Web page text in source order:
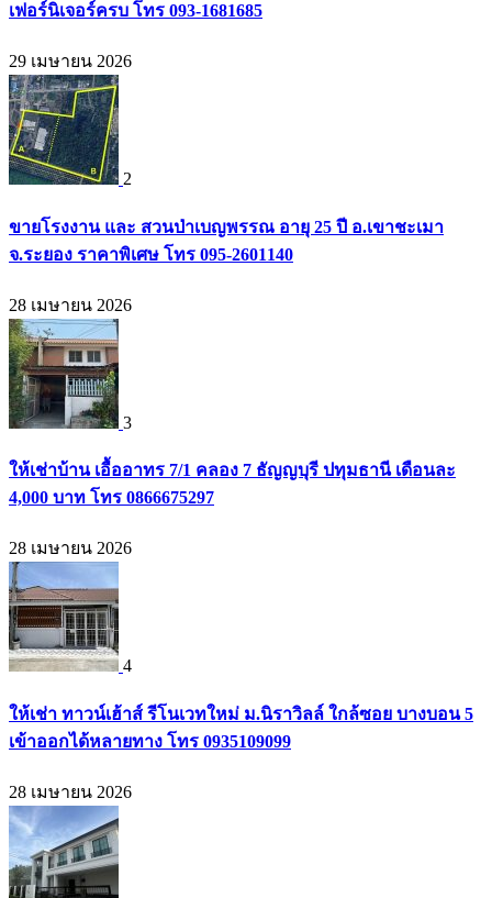
เฟอร์นิเจอร์ครบ โทร 093-1681685
29 เมษายน 2026
2
ขายโรงงาน และ สวนป่าเบญพรรณ อายุ 25 ปี อ.เขาชะเมา
จ.ระยอง ราคาพิเศษ โทร 095-2601140
28 เมษายน 2026
3
ให้เช่าบ้าน เอื้ออาทร 7/1 คลอง 7 ธัญญบุรี ปทุมธานี เดือนละ
4,000 บาท โทร 0866675297
28 เมษายน 2026
4
ให้เช่า ทาวน์เฮ้าส์ รีโนเวทใหม่ ม.นิราวิลล์ ใกล้ซอย บางบอน 5
เข้าออกได้หลายทาง โทร 0935109099
28 เมษายน 2026